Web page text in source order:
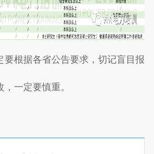
要根据各省公告要求，切记盲目报
一定要慎重。